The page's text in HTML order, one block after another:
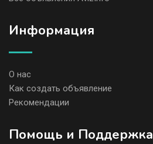
Информация
О нас
Как создать объявление
Рекомендации
Помощь и Поддержка